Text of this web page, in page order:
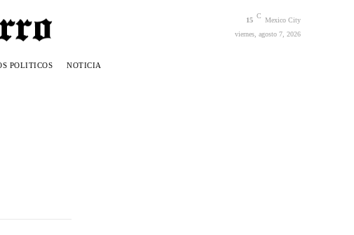
15
C
Mexico City
viernes, agosto 7, 2026
POLITICOS NOTICIA